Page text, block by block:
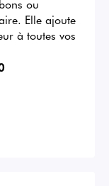
ou
Elle ajoute
à toutes vos